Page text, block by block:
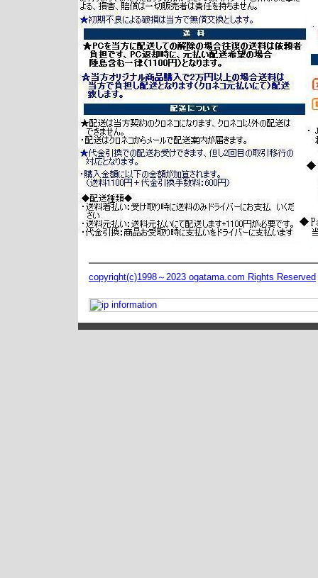
copyright(c)1998～2023 ogatama.com Rights Reserved